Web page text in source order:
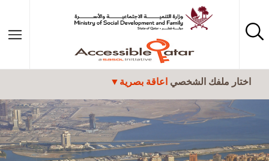
تجاوز إلى المحتوى الرئيسي
اختار ملفك الشخصي اعاقة بصرية